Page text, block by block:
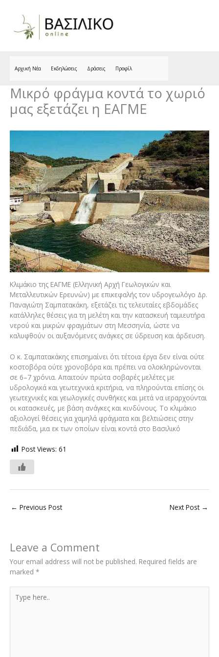
Αρχική Νέα Εκδηλώσεις Δράσεις Προφίλ
Μικρό φράγμα κοντά το χωριό
μας εξετάζει η ΕΑΓΜΕ
Κλιμάκιο της ΕΑΓΜΕ (Ελληνική Αρχή Γεωλογικών και
Μεταλλευτικών Ερευνών) με επικεφαλής τον υδρογεωλόγο Δρ.
Παναγιώτη Σαμπατακάκη, εξετάζει τις τελευταίες εβδομάδες
κατάλληλες θέσεις για τη μελέτη και την κατασκευή ταμιευτήρα
νερού και μικρών φραγμάτων στη Μεσσηνία, ώστε να
καλυφθούν οι αυξανόμενες ανάγκες σε ύδρευση και άρδευση.
Ο κ. Σαμπατακάκης επισημαίνει ότι τέτοια έργα δεν είναι ούτε
κοστοβόρα ούτε χρονοβόρα και πρέπει να ολοκληρώνονται
σε 6–7 χρόνια. Απαιτούν πρώτα σοβαρές μελέτες με
υδρολογικά και γεωτεχνικά κριτήρια, να πληρούνται επίσης οι
γεωτεχνικές και γεωλογικές συνθήκες και μετά να ιεραρχούνται
οι κατασκευές, με βάση ανάγκες και κινδύνους. Το κλιμάκιο
αξιολογεί θέσεις για χαμηλά φράγματα και βελτιώσεις στην
πεδιάδα, μια εκ των οποίων είναι κοντά στο Βασιλικό
Post Views: 61
← Previous Post Next Post →
Leave a Comment
Your email address will not be published. Required fields are
marked *
here..